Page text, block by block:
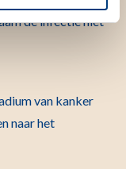
de infectie niet
van kanker
naar het